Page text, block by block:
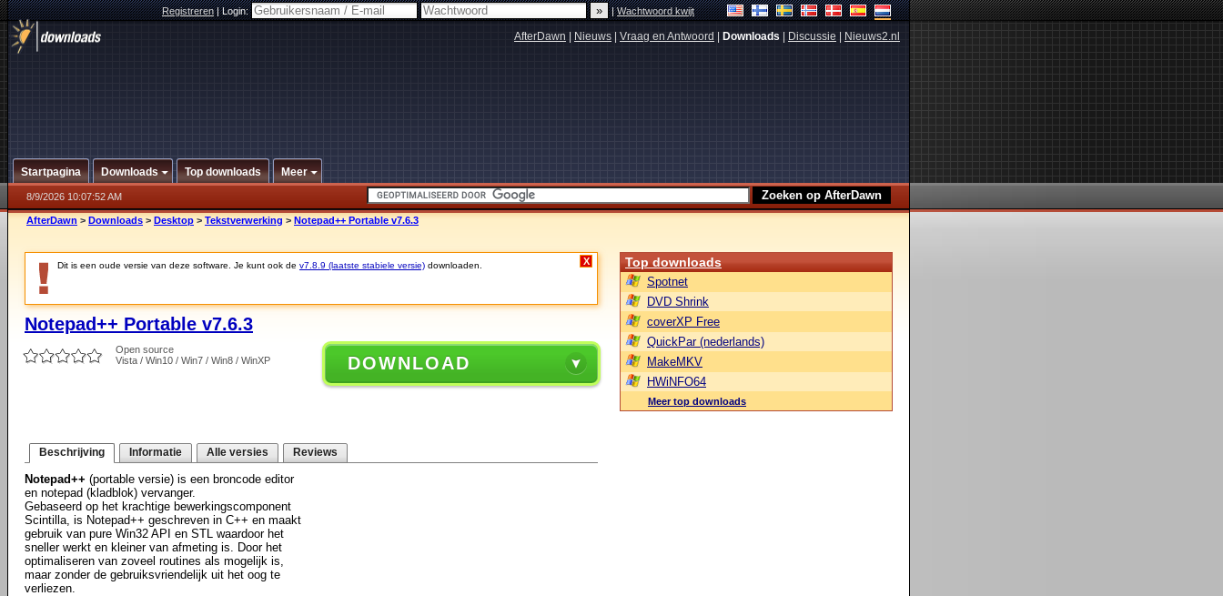
Registreren|Login: |Wachtwoord kwijt
AfterDawn Nieuws Vraag en Antwoord Downloads Discussie Nieuws2.nl
Startpagina Downloads Top downloads Meer
8/9/2026 10:07:52 AM
AfterDawn > Downloads > Desktop > Tekstverwerking > Notepad++ Portable v7.6.3
Dit is een oude versie van deze software. Je kunt ook de v7.8.9 (laatste stabiele versie) downloaden. X
Notepad++ Portable v7.6.3
Open source
Vista / Win10 / Win7 / Win8 / WinXP
DOWNLOAD
Beschrijving Informatie Alle versies Reviews
Notepad++ (portable versie) is een broncode editor
en notepad (kladblok) vervanger.
Gebaseerd op het krachtige bewerkingscomponent
Scintilla, is Notepad++ geschreven in C++ en maakt
gebruik van pure Win32 API en STL waardoor het
sneller werkt en kleiner van afmeting is. Door het
optimaliseren van zoveel routines als mogelijk is,
maar zonder de gebruiksvriendelijk uit het oog te
verliezen.
Top downloads
Spotnet
DVD Shrink
coverXP Free
QuickPar (nederlands)
MakeMKV
HWiNFO64
Meer top downloads